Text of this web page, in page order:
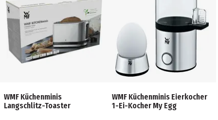
WMF Küchenminis
Langschlitz-Toaster
WMF Küchenminis Eierkocher
1-Ei-Kocher My Egg